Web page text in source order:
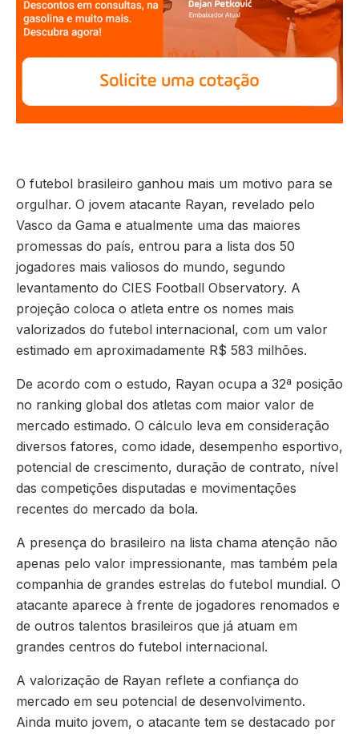
O futebol brasileiro ganhou mais um motivo para se
orgulhar. O jovem atacante Rayan, revelado pelo
Vasco da Gama e atualmente uma das maiores
promessas do país, entrou para a lista dos 50
jogadores mais valiosos do mundo, segundo
levantamento do CIES Football Observatory. A
projeção coloca o atleta entre os nomes mais
valorizados do futebol internacional, com um valor
estimado em aproximadamente R$ 583 milhões.
De acordo com o estudo, Rayan ocupa a 32ª posição
no ranking global dos atletas com maior valor de
mercado estimado. O cálculo leva em consideração
diversos fatores, como idade, desempenho esportivo,
potencial de crescimento, duração de contrato, nível
das competições disputadas e movimentações
recentes do mercado da bola.
A presença do brasileiro na lista chama atenção não
apenas pelo valor impressionante, mas também pela
companhia de grandes estrelas do futebol mundial. O
atacante aparece à frente de jogadores renomados e
de outros talentos brasileiros que já atuam em
grandes centros do futebol internacional.
A valorização de Rayan reflete a confiança do
mercado em seu potencial de desenvolvimento.
Ainda muito jovem, o atacante tem se destacado por